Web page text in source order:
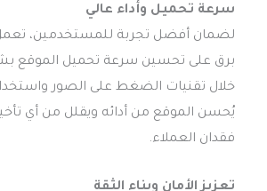
سرعة تحميل وأداء عالي
لضمان أفضل تجربة للمستخدمين،
برق على تحسين سرعة تحميل الموقع
خلال تقنيات الضغط على الصور
يُحسن الموقع من أدائه ويقلل من أي
فقدان العملاء.
تعزيز الأمان وبناء الثقة